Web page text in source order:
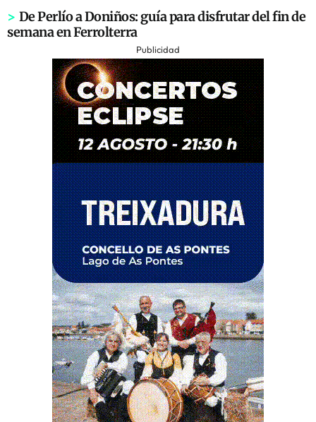
> De Perlío a Doniños: guía para disfrutar del fin de
semana en Ferrolterra
Publicidad